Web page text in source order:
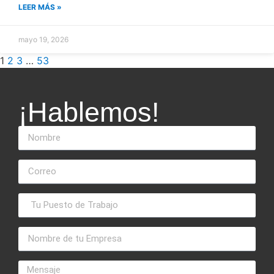
LEER MÁS »
mayo 19, 2026
1 2 3 … 53
¡Hablemos!